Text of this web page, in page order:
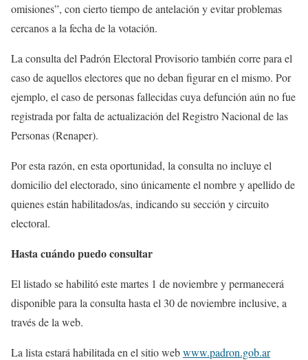
omisiones”, con cierto tiempo de antelación y evitar problemas
cercanos a la fecha de la votación.
La consulta del Padrón Electoral Provisorio también corre para el
caso de aquellos electores que no deban figurar en el mismo. Por
ejemplo, el caso de personas fallecidas cuya defunción aún no fue
registrada por falta de actualización del Registro Nacional de las
Personas (Renaper).
Por esta razón, en esta oportunidad, la consulta no incluye el
domicilio del electorado, sino únicamente el nombre y apellido de
quienes están habilitados/as, indicando su sección y circuito
electoral.
Hasta cuándo puedo consultar
El listado se habilitó este martes 1 de noviembre y permanecerá
disponible para la consulta hasta el 30 de noviembre inclusive, a
través de la web.
La lista estará habilitada en el sitio webwww.padron.gob.ar